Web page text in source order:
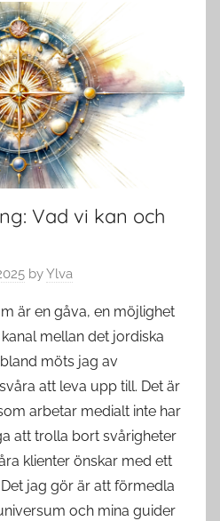
Vad vi kan och
byYlva
är en gåva, en möjlighet
mellan det jordiska
möts jag av
att leva upp till. Det är
arbetar medialt inte har
att trolla bort svårigheter
klienter önskar med ett
jag gör är att förmedla
och mina guider